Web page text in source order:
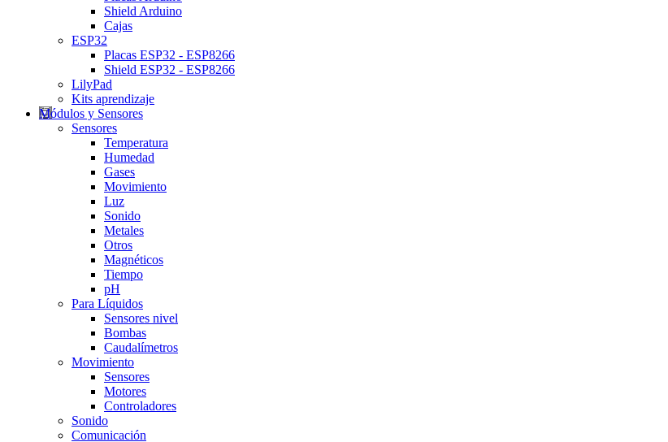
Shield Arduino
Cajas
ESP32
Placas ESP32 - ESP8266
Shield ESP32 - ESP8266
LilyPad
Kits aprendizaje
Módulos y Sensores
Sensores
Temperatura
Humedad
Gases
Movimiento
Luz
Sonido
Metales
Otros
Magnéticos
Tiempo
pH
Para Líquidos
Sensores nivel
Bombas
Caudalímetros
Movimiento
Sensores
Motores
Controladores
Sonido
Comunicación